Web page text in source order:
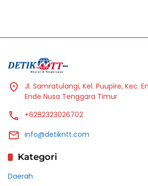
Jl. Samratulangi, Kel. Puupire, Kec.
Ende Nusa Tenggara Timur
+6282323026702
info@detikntt.com
Kategori
Daerah